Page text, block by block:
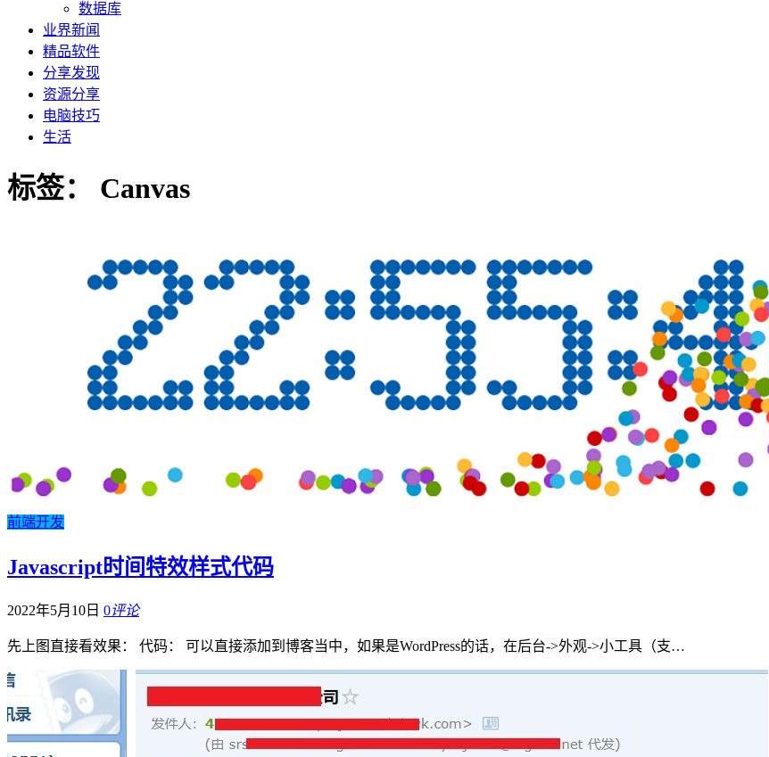
数据库
业界新闻
精品软件
分享发现
资源分享
电脑技巧
生活
标签： Canvas
前端开发
Javascript时间特效样式代码
2022年5月10日 0评论
先上图直接看效果： 代码： 可以直接添加到博客当中，如果是WordPress的话，在后台->外观->小工具（支…